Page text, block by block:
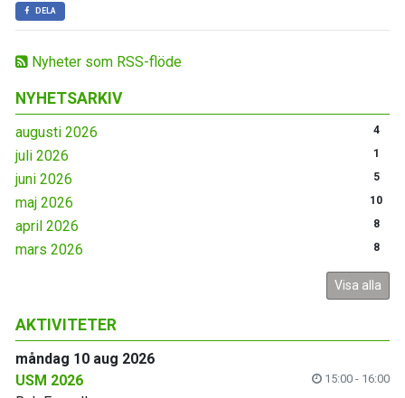
Nyheter som RSS-flöde
NYHETSARKIV
augusti 2026 4
juli 2026 1
juni 2026 5
maj 2026 10
april 2026 8
mars 2026 8
Visa alla
AKTIVITETER
måndag 10 aug 2026
USM 2026
15:00 - 16:00
DELA